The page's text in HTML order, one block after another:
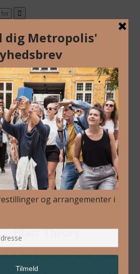
Blast Theory
kl. 17-21 // varighed: 75 min.